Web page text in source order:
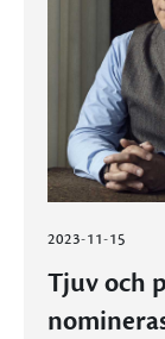
2023-11-15
Tjuv och